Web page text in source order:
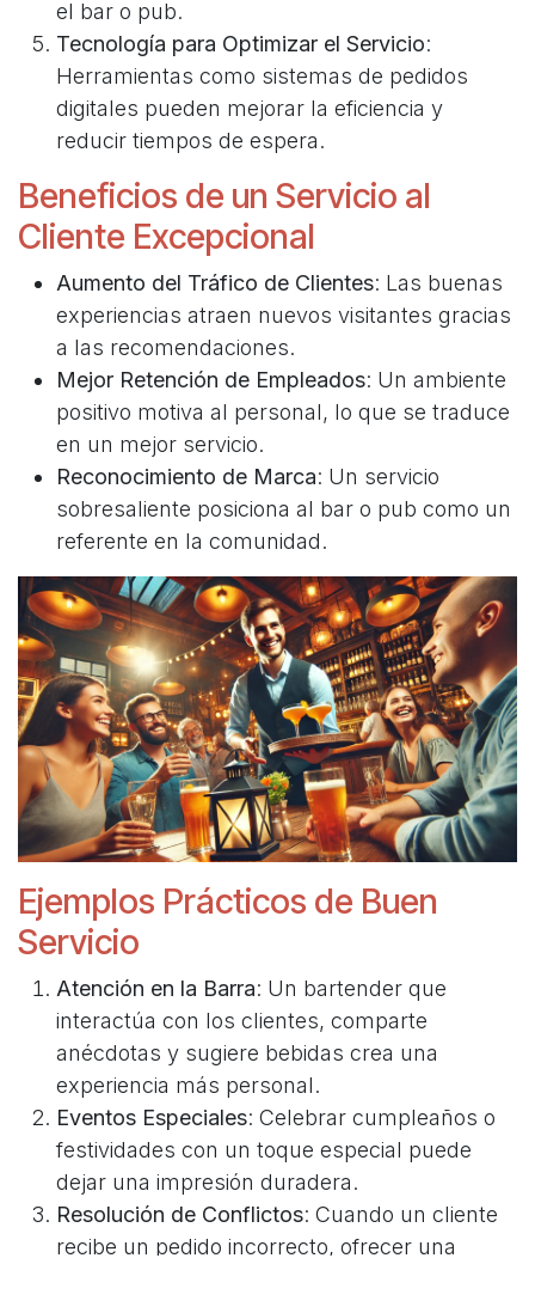
el bar o pub.
Tecnología para Optimizar el Servicio:
Herramientas como sistemas de pedidos
digitales pueden mejorar la eficiencia y
reducir tiempos de espera.
Beneficios de un Servicio al
Cliente Excepcional
Aumento del Tráfico de Clientes: Las buenas
experiencias atraen nuevos visitantes gracias
a las recomendaciones.
Mejor Retención de Empleados: Un ambiente
positivo motiva al personal, lo que se traduce
en un mejor servicio.
Reconocimiento de Marca: Un servicio
sobresaliente posiciona al bar o pub como un
referente en la comunidad.
Ejemplos Prácticos de Buen
Servicio
Atención en la Barra: Un bartender que
interactúa con los clientes, comparte
anécdotas y sugiere bebidas crea una
experiencia más personal.
Eventos Especiales: Celebrar cumpleaños o
festividades con un toque especial puede
dejar una impresión duradera.
Resolución de Conflictos: Cuando un cliente
recibe un pedido incorrecto, ofrecer una